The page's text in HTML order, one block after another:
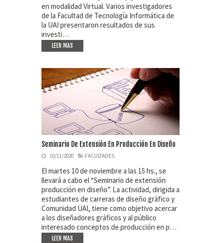
en modalidad Virtual. Varios investigadores
de la Facultad de Tecnología Informática de
la UAI presentaron resultados de sus
investi…
LEER MAS
Seminario De Extensión En Producción En Diseño
10/11/2020 FACULTADES
El martes 10 de noviembre a las 15 hs., se
llevará a cabo el “Seminario de extensión
producción en diseño”. La actividad, dirigida a
estudiantes de carreras de diseño gráfico y
Comunidad UAI, tiene como objetivo acercar
a los diseñadores gráficos y al público
interesado conceptos de producción en p…
LEER MAS